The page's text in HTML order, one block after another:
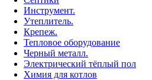
Инструмент.
Утеплитель.
Крепеж.
Тепловое оборудование
Черный металл.
Электрический тёплый пол
Химия для котлов